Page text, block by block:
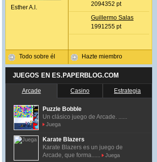
Esther A.l.
Todo sobre él
2094352 pt
Guillermo Salas
1991255 pt
Hazte miembro
JUEGOS EN ES.PAPERBLOG.COM
Arcade Casino Estrategia
Puzzle Bobble
Un clásico juego de Arcade. ......
Juega
Karate Blazers
Karate Blazers es un juego de
Arcade, que forma......
Juega